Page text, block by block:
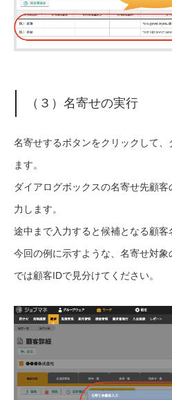
（３）名寄せの実行
名寄せするボタンをクリックして
ます。
ダイアログボックスの名寄せ先顧
力します。
途中まで入力すると候補となる顧客
今回の例に示すような、名寄せ対
では顧客IDで見分けてください。